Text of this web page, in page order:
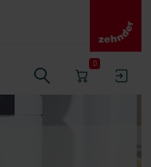
0